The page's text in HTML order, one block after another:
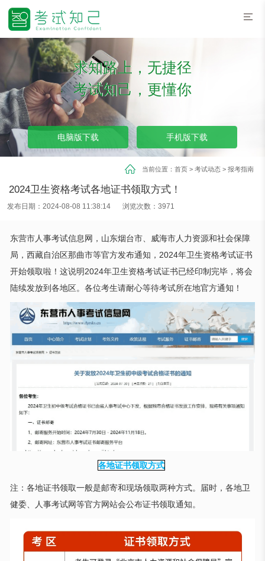
求知路上，无捷径
考试知己，更懂你
电脑版下载 手机版下载
当前位置： 首页> 考试动态> 报考指南
2024卫生资格考试各地证书领取方式！
发布日期：2024-08-08 11:38:14 浏览次数：3971
东营市人事考试信息网，山东烟台市、威海市人力资源和社会保障
局，西藏自治区那曲市等官方发布通知，2024年卫生资格考试证书
开始领取啦！这说明2024年卫生资格考试证书已经印制完毕，将会
陆续发放到各地区。各位考生请耐心等待考试所在地官方通知！
各地证书领取方式
注：各地证书领取一般是邮寄和现场领取两种方式。届时，各地卫
健委、人事考试网等官方网站会公布证书领取通知。